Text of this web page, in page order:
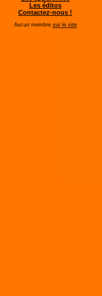
Les éditos
Contactez-nous !
Aucun membre sur le site